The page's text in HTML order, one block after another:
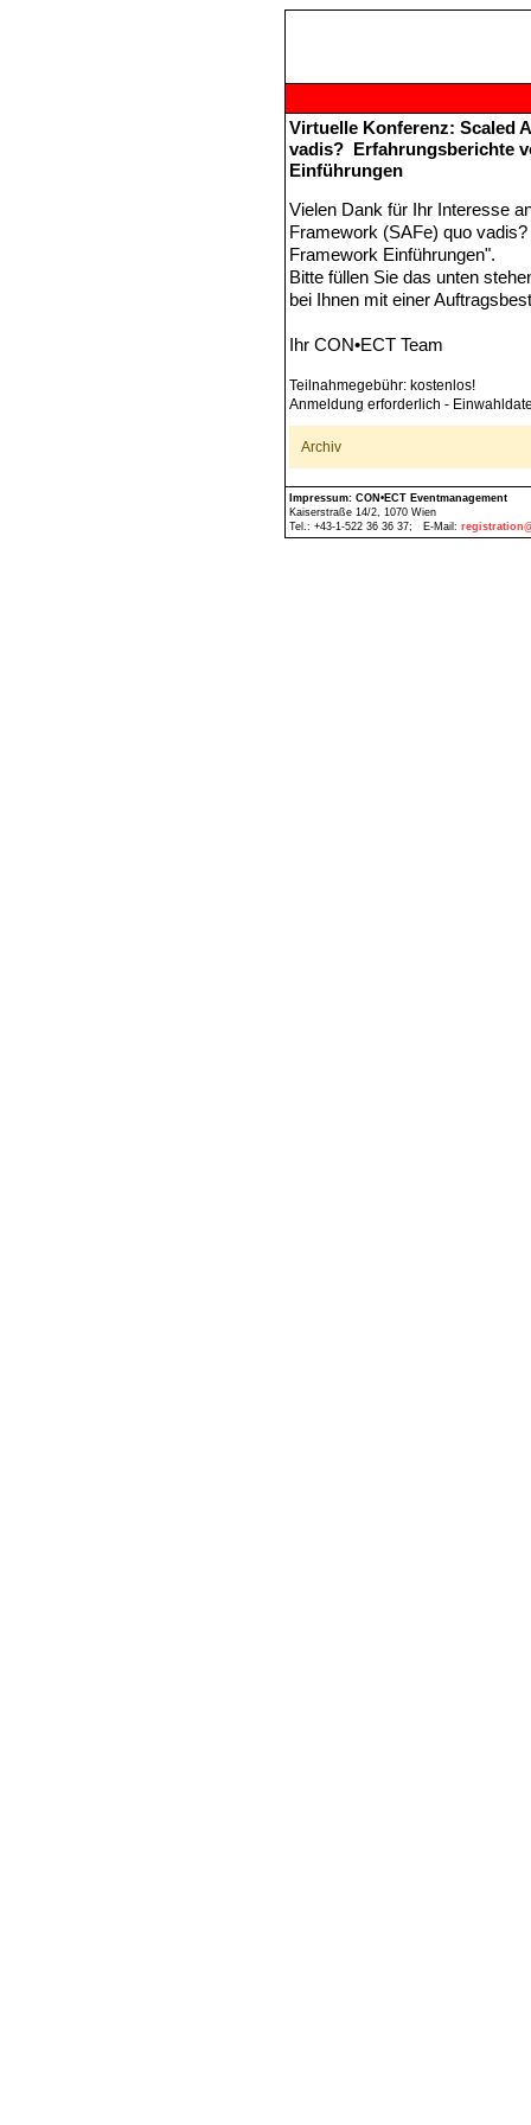
Virtuelle Konferenz: Scaled
vadis? Erfahrungsberichte
Einführungen
Vielen Dank für Ihr Interesse
Framework (SAFe) quo
Framework Einführungen".
Bitte füllen Sie das unten
bei Ihnen mit einer
Ihr CON•ECT Team
Teilnahmegebühr: kostenlos!
Anmeldung erforderlich -
Archiv
Impressum: CON•ECT Eventmanagement
Kaiserstraße 14/2, 1070 Wien
Tel.: +43-1-522 36 36 37; E-Mail: